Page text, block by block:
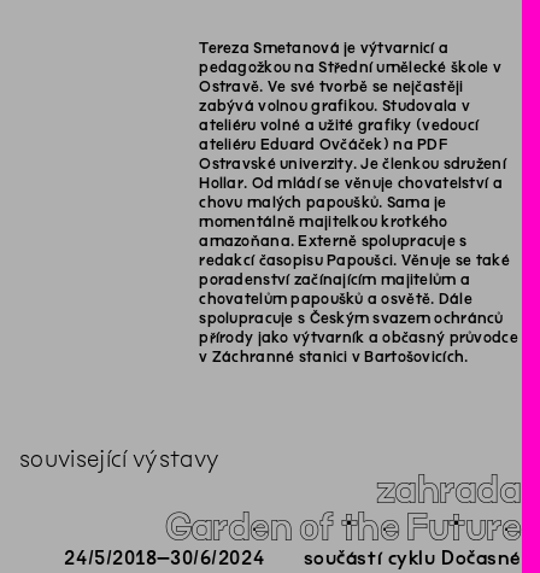
Tereza Smetanová je výtvarnicí a
pedagožkou na Střední umělecké škole v
Ostravě. Ve své tvorbě se nejčastěji
zabývá volnou grafikou. Studovala v
ateliéru volné a užité grafiky (vedoucí
ateliéru Eduard Ovčáček) na PDF
Ostravské univerzity. Je členkou sdružení
Hollar. Od mládí se věnuje chovatelství a
chovu malých papoušků. Sama je
momentálně majitelkou krotkého
amazoňana. Externě spolupracuje s
redakcí časopisu Papoušci. Věnuje se také
poradenství začínajícím majitelům a
chovatelům papoušků a osvětě. Dále
spolupracuje s Českým svazem ochránců
přírody jako výtvarník a občasný průvodce
v Záchranné stanici v Bartošovicích.
související výstavy
zahrada
Garden of the Future
24/5/2018–30/6/2024
součástí cyklu Dočasné